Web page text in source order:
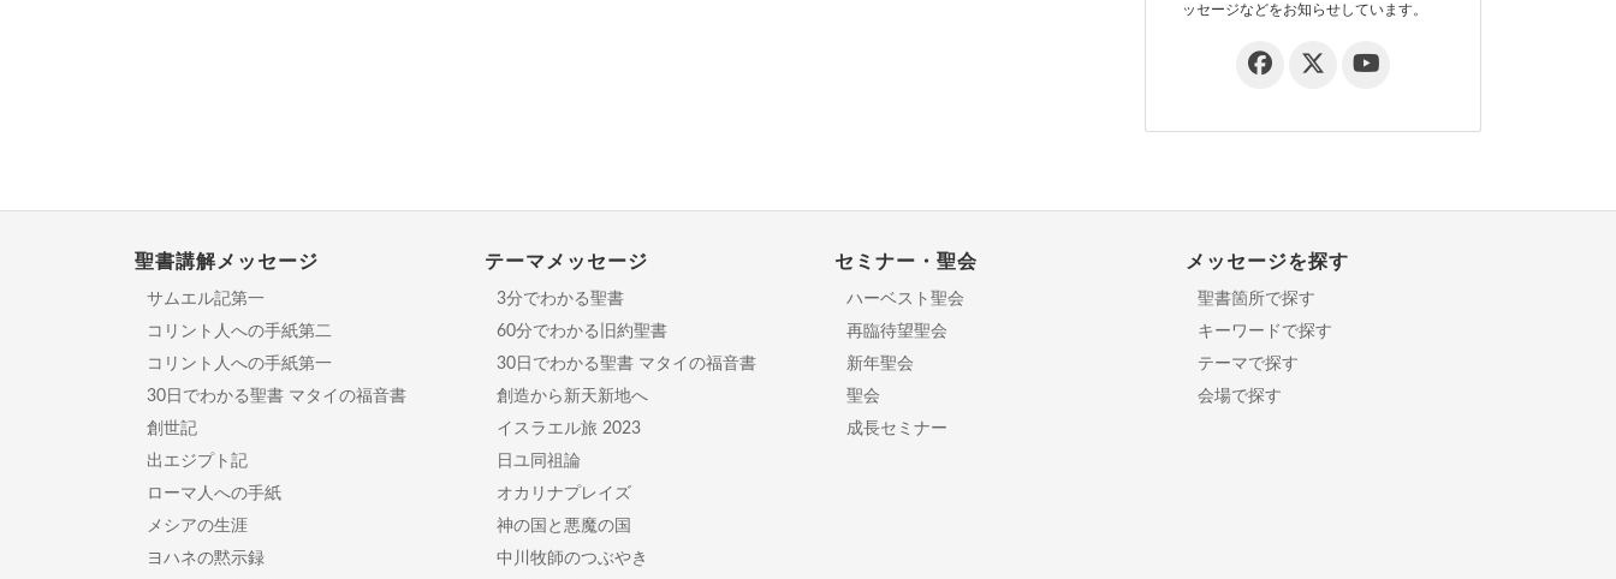
ッセージなどをお知らせしています。
聖書講解メッセージ
サムエル記第一
コリント人への手紙第二
コリント人への手紙第一
30日でわかる聖書 マタイの福音書
創世記
出エジプト記
ローマ人への手紙
メシアの生涯
ヨハネの黙示録
テーマメッセージ
3分でわかる聖書
60分でわかる旧約聖書
30日でわかる聖書 マタイの福音書
創造から新天新地へ
イスラエル旅 2023
日ユ同祖論
オカリナプレイズ
神の国と悪魔の国
中川牧師のつぶやき
セミナー・聖会
ハーベスト聖会
再臨待望聖会
新年聖会
聖会
成長セミナー
メッセージを探す
聖書箇所で探す
キーワードで探す
テーマで探す
会場で探す